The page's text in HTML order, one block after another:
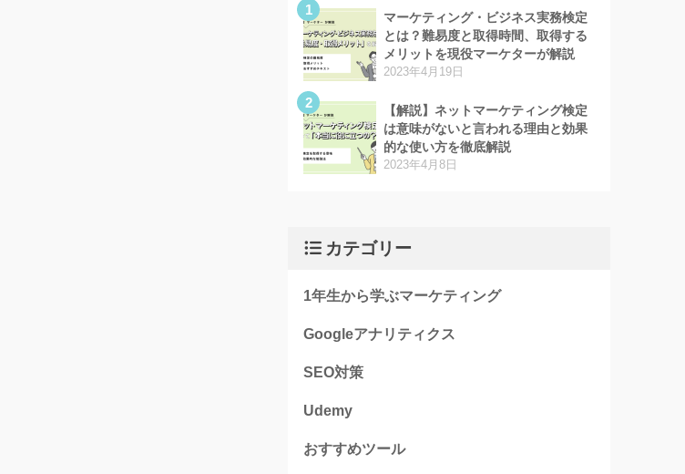
1
マーケティング・ビジネス実務検定
とは？難易度と取得時間、取得する
メリットを現役マーケターが解説
2023年4月19日
2
【解説】ネットマーケティング検定
は意味がないと言われる理由と効果
的な使い方を徹底解説
2023年4月8日
カテゴリー
1年生から学ぶマーケティング
Googleアナリティクス
SEO対策
Udemy
おすすめツール